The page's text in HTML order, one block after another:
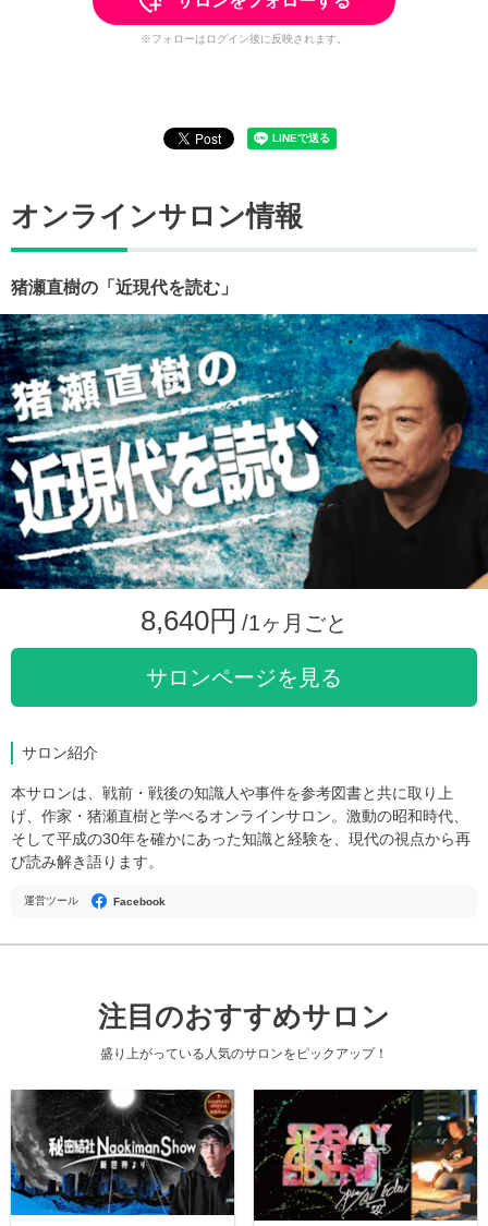
※フォローはログイン後に反映されます。
オンラインサロン情報
猪瀬直樹の「近現代を読む」
8,640円 /1ヶ月ごと
サロンページを見る
サロン紹介
本サロンは、戦前・戦後の知識人や事件を参考図書と共に取り上
げ、作家・猪瀬直樹と学べるオンラインサロン。激動の昭和時代、
そして平成の30年を確かにあった知識と経験を、現代の視点から再
び読み解き語ります。
運営ツール Facebook
注目のおすすめサロン
盛り上がっている人気のサロンをピックアップ！